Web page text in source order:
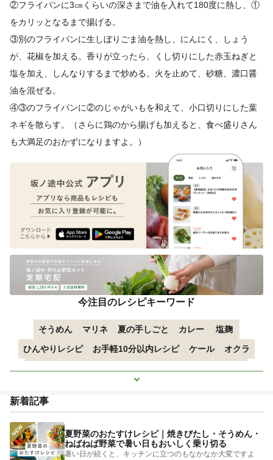
②フライパンに3㎝くらいの深さまで油を入れて180度に熱し、 ①
をカリッとなるまで揚げる。
③別のフライパンに生しぼりごま油を熱し、にんにく、しょう
が、 花椒を加える。香りが立ったら、くし切りにした赤玉ねぎと
塩を加え、しんなりするまで炒める。火を止めて、砂糖、 濃口醤
油を混ぜる。
④③のフライパンに②のじゃがいもを和えて、小口切りにした葉
ネギを散らす。（さらに鶏のから揚げも加えると、食べ盛りさん
も大満足のおかずになりますよ。）
今注目のレシピキーワード
そうめん マリネ 夏の手しごと カレー
塩麹
ひんやりレシピ
お手軽10分以内レシピ ケール
オクラ
空心菜
枝豆 すずかぼちゃ つるむらさき
トマト
もっと見る
新着記事
夏野菜のおたすけレシピ｜焼きびたし・そうめん・
ねばねば野菜で暑い日もおいしく乗り切る
暑い日が続くと、キッチンに立つのもなかなか大変ですよ